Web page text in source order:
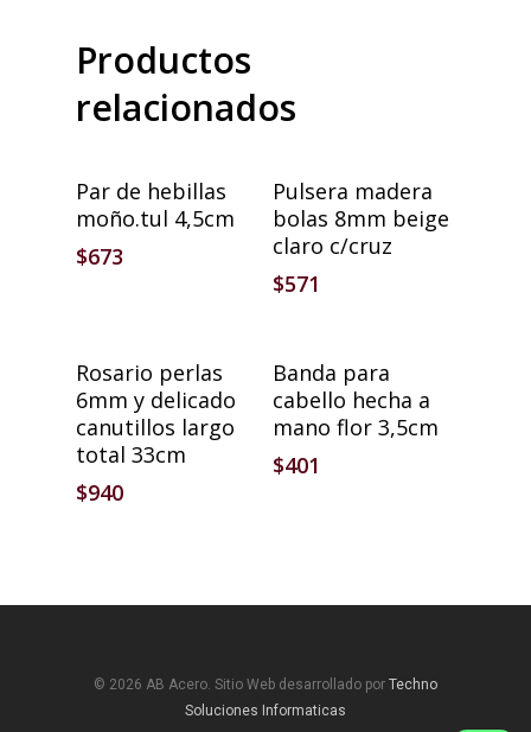
Productos
relacionados
Añadir Al Carrito
Par de hebillas
moño.tul 4,5cm
$673
Añadir Al Carrito
Pulsera madera
bolas 8mm beige
claro c/cruz
$571
Añadir Al Carrito
Rosario perlas
6mm y delicado
canutillos largo
total 33cm
$940
Añadir Al Carrito
Banda para
cabello hecha a
mano flor 3,5cm
$401
© 2026 AB Acero. Sitio Web desarrollado por Techno
Soluciones Informaticas